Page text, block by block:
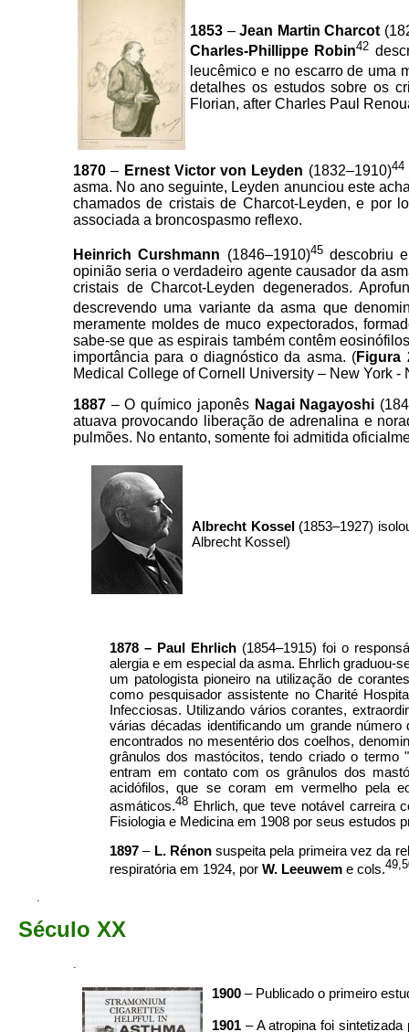
1853 –Jean Martin Charcot
Charles-Phillippe Robin42
leucêmico e no escarro de uma
detalhes os estudos sobre os
Florian, after Charles Paul
1870 – Ernest Victor von Leyden (1832–1910)44
asma. No ano seguinte, Leyden anunciou este
chamados de cristais de Charcot-Leyden, e por
associada a broncospasmo reflexo.
Heinrich Curshmann (1846–1910)45descobriu e
opinião seria o verdadeiro agente causador da
cristais de Charcot-Leyden degenerados.
descrevendo uma variante da asma que
meramente moldes de muco expectorados,
sabe-se que as espirais também contêm
importância para o diagnóstico da asma. (Figura
Medical College of Cornell University – New York -
1887 –O químico japonês Nagai Nagayoshi
atuava provocando liberação de adrenalina e
pulmões. No entanto, somente foi admitida
Albrecht Kossel(1853–1927)
Albrecht Kossel)
1878 –Paul Ehrlich(1854–1915) foi o
alergia e em especial da asma. Ehrlich graduou-
um patologista pioneiro na utilização de
como pesquisador assistente no Charité
Infecciosas. Utilizando vários corantes,
várias décadas identificando um grande
encontrados no mesentério dos coelhos,
grânulos dos mastócitos, tendo criado o termo
entram em contato com os grânulos dos
acidófilos, que se coram em vermelho pela
asmáticos.48 Ehrlich, que teve notável carreira
Fisiologia e Medicina em 1908 por seus estudos
1897 – L. Rénonsuspeita pela primeira vez da
respiratória em 1924, por W. Leeuwem e cols.
.
Século XX
.
1900 – Publicado o primeiro
1901 – A atropina foi